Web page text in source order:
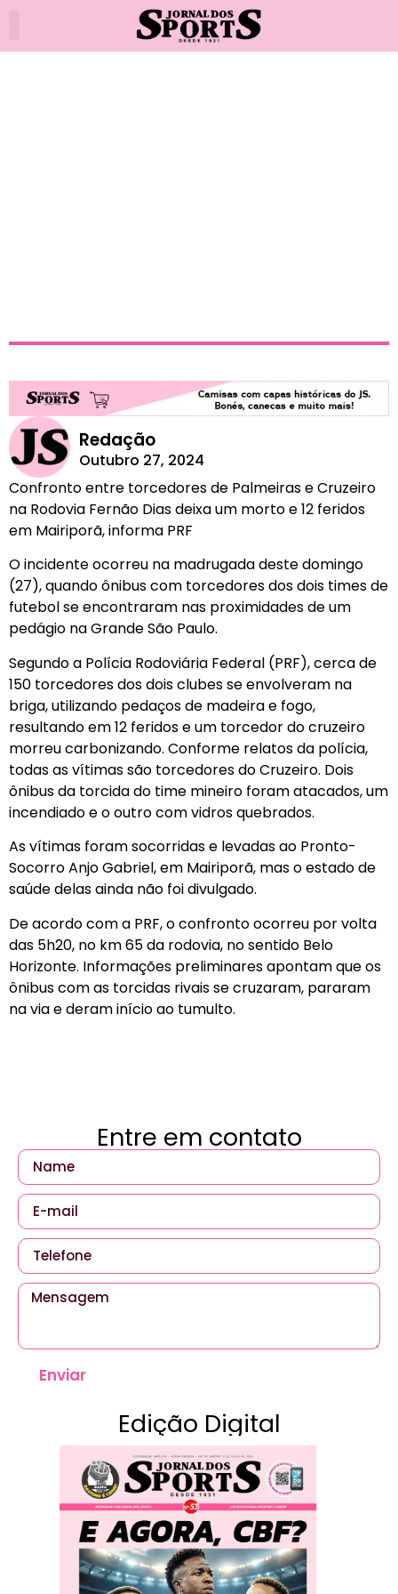
Redação
Outubro 27, 2024
Confronto entre torcedores de Palmeiras e Cruzeiro
na Rodovia Fernão Dias deixa um morto e 12 feridos
em Mairiporã, informa PRF
O incidente ocorreu na madrugada deste domingo
(27), quando ônibus com torcedores dos dois times de
futebol se encontraram nas proximidades de um
pedágio na Grande São Paulo.
Segundo a Polícia Rodoviária Federal (PRF), cerca de
150 torcedores dos dois clubes se envolveram na
briga, utilizando pedaços de madeira e fogo,
resultando em 12 feridos e um torcedor do cruzeiro
morreu carbonizando. Conforme relatos da polícia,
todas as vítimas são torcedores do Cruzeiro. Dois
ônibus da torcida do time mineiro foram atacados, um
incendiado e o outro com vidros quebrados.
As vítimas foram socorridas e levadas ao Pronto-
Socorro Anjo Gabriel, em Mairiporã, mas o estado de
saúde delas ainda não foi divulgado.
De acordo com a PRF, o confronto ocorreu por volta
das 5h20, no km 65 da rodovia, no sentido Belo
Horizonte. Informações preliminares apontam que os
ônibus com as torcidas rivais se cruzaram, pararam
na via e deram início ao tumulto.
Entre em contato
Enviar
Edição Digital